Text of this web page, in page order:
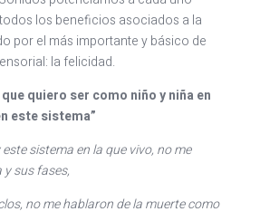
los beneficios asociados a la
por el más importante y básico de
la felicidad.
quiero ser como niño y niña en
este sistema”
sistema en la que vivo, no me
sus fases,
no me hablaron de la muerte como